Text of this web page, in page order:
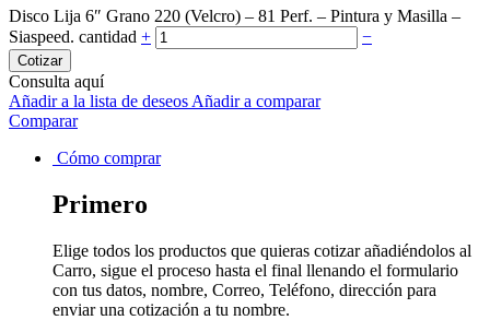
Disco Lija 6″ Grano 220 (Velcro) – 81 Perf. – Pintura y Masilla –
Siaspeed. cantidad + −
Cotizar
Consulta aquí
Añadir a la lista de deseos Añadir a comparar
Comparar
Cómo comprar
Primero
Elige todos los productos que quieras cotizar añadiéndolos al
Carro, sigue el proceso hasta el final llenando el formulario
con tus datos, nombre, Correo, Teléfono, dirección para
enviar una cotización a tu nombre.